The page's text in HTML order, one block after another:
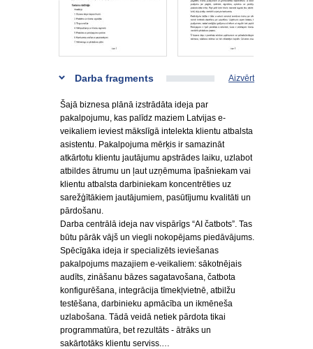
Darba fragments Aizvērt
Šajā biznesa plānā izstrādāta ideja par
pakalpojumu, kas palīdz maziem Latvijas e-
veikaliem ieviest mākslīgā intelekta klientu atbalsta
asistentu. Pakalpojuma mērķis ir samazināt
atkārtotu klientu jautājumu apstrādes laiku, uzlabot
atbildes ātrumu un ļaut uzņēmuma īpašniekam vai
klientu atbalsta darbiniekam koncentrēties uz
sarežģītākiem jautājumiem, pasūtījumu kvalitāti un
pārdošanu.
Darba centrālā ideja nav vispārīgs “AI čatbots”. Tas
būtu pārāk vājš un viegli nokopējams piedāvājums.
Spēcīgāka ideja ir specializēts ieviešanas
pakalpojums mazajiem e-veikaliem: sākotnējais
audīts, zināšanu bāzes sagatavošana, čatbota
konfigurēšana, integrācija tīmekļvietnē, atbilžu
testēšana, darbinieku apmācība un ikmēneša
uzlabošana. Tādā veidā netiek pārdota tikai
programmatūra, bet rezultāts - ātrāks un
sakārtotāks klientu serviss.…